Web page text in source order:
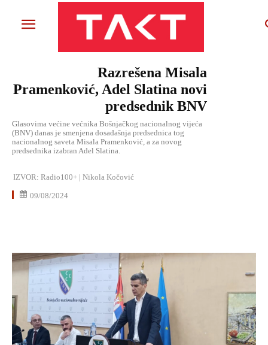
Razrešena Misala
Pramenković, Adel Slatina novi
predsednik BNV
Glasovima većine većnika Bošnjačkog nacionalnog vijeća
(BNV) danas je smenjena dosadašnja predsednica tog
nacionalnog saveta Misala Pramenković, a za novog
predsednika izabran Adel Slatina.
IZVOR: Radio100+ | Nikola Kočović
09/08/2024